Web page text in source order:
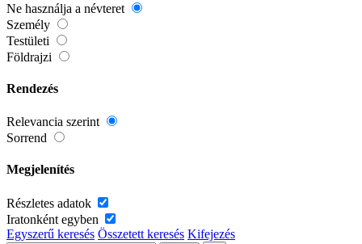
Ne használja a névteret
Személy
Testületi
Földrajzi
Rendezés
Relevancia szerint
Sorrend
Megjelenítés
Részletes adatok
Iratonként egyben
Egyszerű keresés Összetett keresés Kifejezés